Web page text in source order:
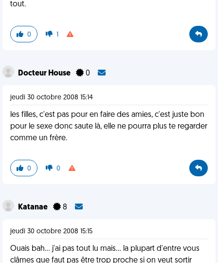
tout.
0 1
Docteur House 0
jeudi 30 octobre 2008 15:14
les filles, c'est pas pour en faire des amies, c'est juste bon
pour le sexe donc saute là, elle ne pourra plus te regarder
comme un frère.
0 0
Katanae 8
jeudi 30 octobre 2008 15:15
Ouais bah... j'ai pas tout lu mais... la plupart d'entre vous
clâmes que faut pas être trop proche si on veut sortir